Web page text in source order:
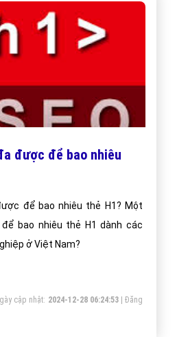
được để bao nhiêu
để bao nhiêu thẻ H1? Một
bao nhiêu thẻ H1 dành các
ở Việt Nam?
cập nhật: 2024-12-28 06:24:53|Đăng